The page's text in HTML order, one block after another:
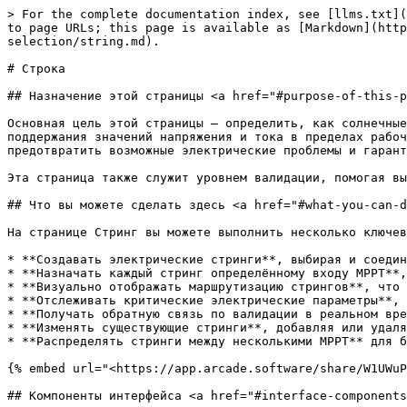
> For the complete documentation index, see [llms.txt](https://docs.solarvis.co/llms.txt). Markdown versions of documentation pages are available by appending `.md` to page URLs; this page is available as [Markdown](https://docs.solarvis.co/documentation/ru/project-design/create-a-project/panel-placement-and-inverter-selection/string.md).

# Строка

## Назначение этой страницы <a href="#purpose-of-this-page" id="purpose-of-this-page"></a>

Основная цель этой страницы — определить, как солнечные панели электрически соединяются внутри системы. Правильная конфигурация стрингов критически важна для поддержания значений напряжения и тока в пределах рабочих ограничений инвертора. Обеспечивая корректные конфигурации, вы можете максимизировать эффективность системы, предотвратить возможные электрические проблемы и гарантировать безопасную и надежную работу на протяжении всего срока эксплуатации.

Эта страница также служит уровнем валидации, помогая выявлять ошибки конфигурации на ранних этапах проектирования до установки.

## Что вы можете сделать здесь <a href="#what-you-can-do-here" id="what-you-can-do-here"></a>

На странице Стринг вы можете выполнить несколько ключевых действий:

* **Создавать электрические стринги**, выбирая и соединяя панели непосредственно на плане крыши
* **Назначать каждый стринг определённому входу MPPT**, что позволяет лучше контролировать оптимизацию энергии и работу инвертора
* **Визуально отображать маршрутизацию стрингов**, что облегчает понимание группировки и соединения панелей
* **Отслеживать критические электрические параметры**, включая напряжение холостого хода (Voc), напряжение максимальной мощности (Vmpp) и значения тока
* **Получать обратную связь по валидации в реальном времени**, с предупреждениями о любой конфигурации, превышающей ограничения инвертора или проектные ограничения
* **Изменять существующие стринги**, добавляя или удаляя панели по мере необходимости
* **Распределять стринги между несколькими MPPT** для балансировки нагрузок и повышения эффективности системы

{% embed url="<https://app.arcade.software/share/W1UWuPXYVKmt0nFk2pWp?language=ru>" %}

## Компоненты интерфейса <a href="#interface-components" id="interface-components"></a>

**Левая панель: Меню PV-системы**

* Переключение между PV-панелью, отступом, инвертором и стрингом
* Остаётся видимой без потери текущей конфигурации

**Центральная область: План крыши**

* Отображает план крыши на спутниковой карте
* Показывает все размещённые панели и размеры крыши
* Основное рабочее пространство для прорисовки стрингов

Во время работы:

* Стринги отображаются разными цветами
* Линии маршрутизации соединяют панели
* Узлы соединения появляются в режиме рисования

**Правая панель: Управление инвертором и MPPT**

* Отображает характеристики инвертора (количество MPPT, AC-мощность, максимальная DC-мощность и ток)

Для каждого MPPT:

* Просмотр назначенных стрингов
* Отслеживание суммарных значений
* Просмотр статуса валидации

## Как это работает <a href="#how-it-works" id="how-it-works"></a>

Создание стринга начинается с выбора входа MPPT на правой панели и нажатия кнопки «+» рядом с ним. Это активирует режим рисования, предлагая пользователю кликать по панелям или выделять